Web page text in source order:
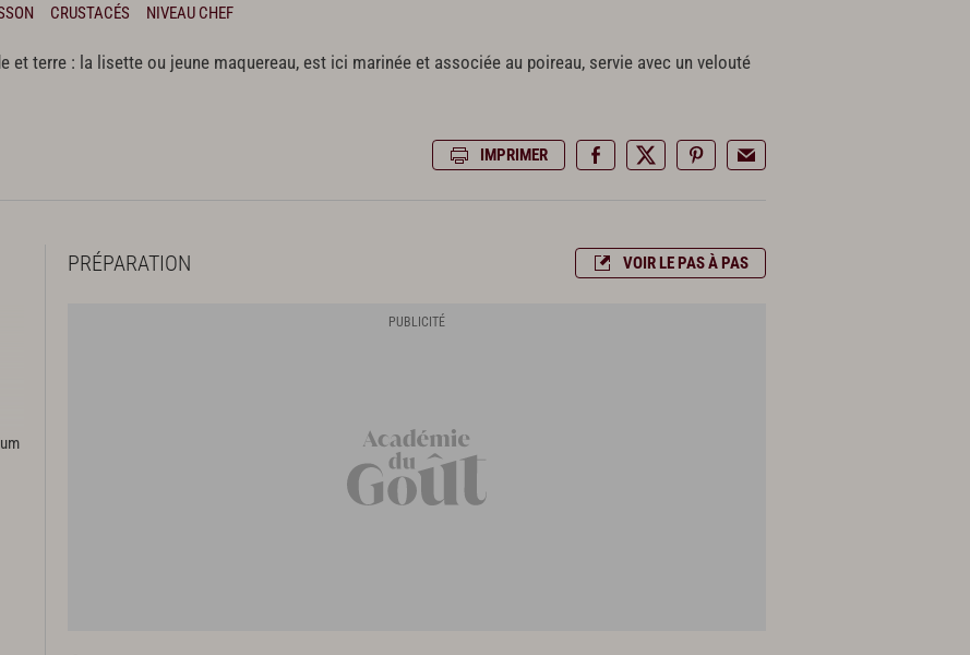
CRUSTACÉS NIVEAU CHEF
et terre : la lisette ou jeune maquereau, est ici marinée et associée au poireau, servie avec un velouté
IMPRIMER
PRÉPARATION VOIR LE PAS À PAS